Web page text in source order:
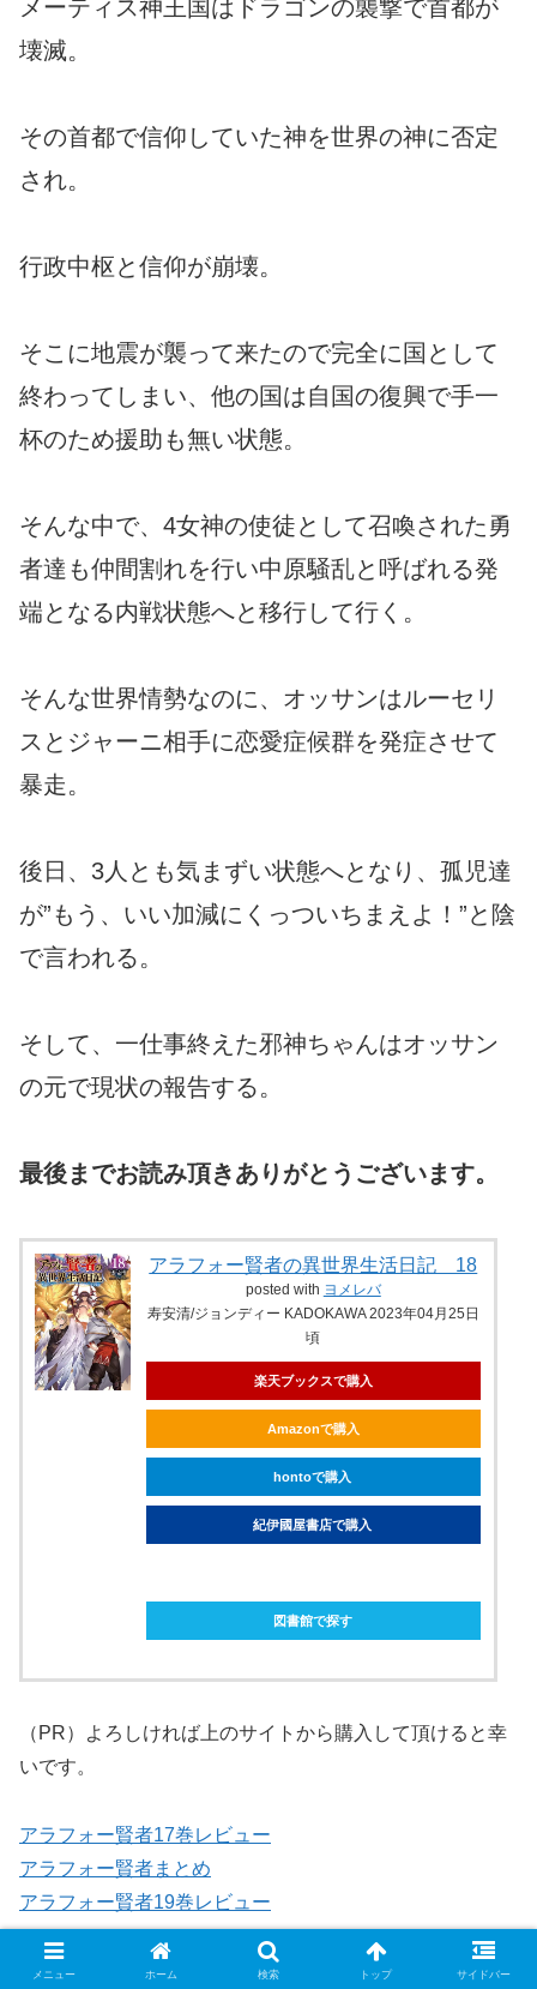
メーティス神王国はドラゴンの襲撃で首都が
壊滅。
その首都で信仰していた神を世界の神に否定
され。
行政中枢と信仰が崩壊。
そこに地震が襲って来たので完全に国として
終わってしまい、他の国は自国の復興で手一
杯のため援助も無い状態。
そんな中で、4女神の使徒として召喚された勇
者達も仲間割れを行い中原騒乱と呼ばれる発
端となる内戦状態へと移行して行く。
そんな世界情勢なのに、オッサンはルーセリ
スとジャーニ相手に恋愛症候群を発症させて
暴走。
後日、3人とも気まずい状態へとなり、孤児達
が”もう、いい加減にくっついちまえよ！”と陰
で言われる。
そして、一仕事終えた邪神ちゃんはオッサン
の元で現状の報告する。
最後までお読み頂きありがとうございます。
アラフォー賢者の異世界生活日記 18
posted with ヨメレバ
寿安清/ジョンディー KADOKAWA 2023年04月25日
頃
楽天ブックスで購入
Amazonで購入
hontoで購入
紀伊國屋書店で購入
図書館で探す
（PR）よろしければ上のサイトから購入して頂けると幸
いです。
アラフォー賢者17巻レビュー
アラフォー賢者まとめ
アラフォー賢者19巻レビュー
考察・解説
メニュー ホーム 検索 トップ サイドバー